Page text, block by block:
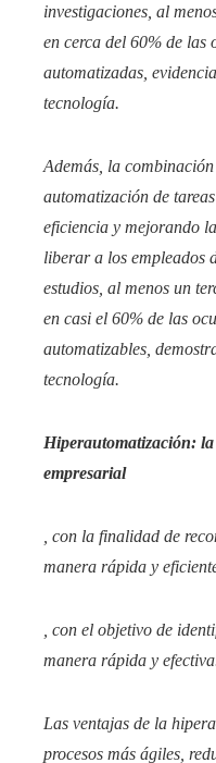
investigaciones, al
en cerca del 60% de las
automatizadas,
tecnología.​
Además, la
automatización de
eficiencia y mejorando
liberar a los empleados
estudios, al menos un
en casi el 60% de las
automatizables,
tecnología.​
Hiperautomatización:
empresarial
, con la finalidad de
manera rápida y
, con el objetivo de
manera rápida y
Las ventajas de la
procesos más ágiles,